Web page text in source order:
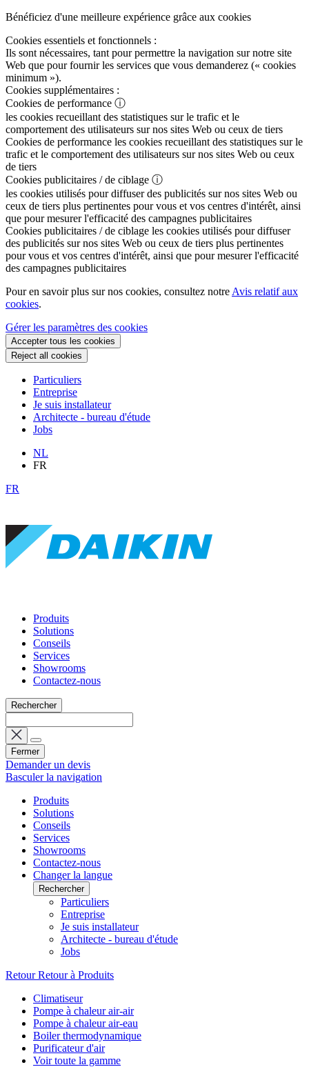
Bénéficiez d'une meilleure expérience grâce aux cookies
Cookies essentiels et fonctionnels :
Ils sont nécessaires, tant pour permettre la navigation sur notre site
Web que pour fournir les services que vous demanderez (« cookies
minimum »).
Cookies supplémentaires :
Cookies de performance ⓘ
les cookies recueillant des statistiques sur le trafic et le
comportement des utilisateurs sur nos sites Web ou ceux de tiers
Cookies de performance les cookies recueillant des statistiques sur le
trafic et le comportement des utilisateurs sur nos sites Web ou ceux
de tiers
Cookies publicitaires / de ciblage ⓘ
les cookies utilisés pour diffuser des publicités sur nos sites Web ou
ceux de tiers plus pertinentes pour vous et vos centres d'intérêt, ainsi
que pour mesurer l'efficacité des campagnes publicitaires
Cookies publicitaires / de ciblage les cookies utilisés pour diffuser
des publicités sur nos sites Web ou ceux de tiers plus pertinentes
pour vous et vos centres d'intérêt, ainsi que pour mesurer l'efficacité
des campagnes publicitaires
Pour en savoir plus sur nos cookies, consultez notre Avis relatif aux
cookies.
Gérer les paramètres des cookies
Accepter tous les cookies
Reject all cookies
Particuliers
Entreprise
Je suis installateur
Architecte - bureau d'étude
Jobs
NL
FR
FR
Produits
Solutions
Conseils
Services
Showrooms
Contactez-nous
Rechercher
Fermer
Demander un devis
Basculer la navigation
Produits
Solutions
Conseils
Services
Showrooms
Contactez-nous
Changer la langue
Rechercher
Particuliers
Entreprise
Je suis installateur
Architecte - bureau d'étude
Jobs
Retour Retour à Produits
Climatiseur
Pompe à chaleur air-air
Pompe à chaleur air-eau
Boiler thermodynamique
Purificateur d'air
Voir toute la gamme